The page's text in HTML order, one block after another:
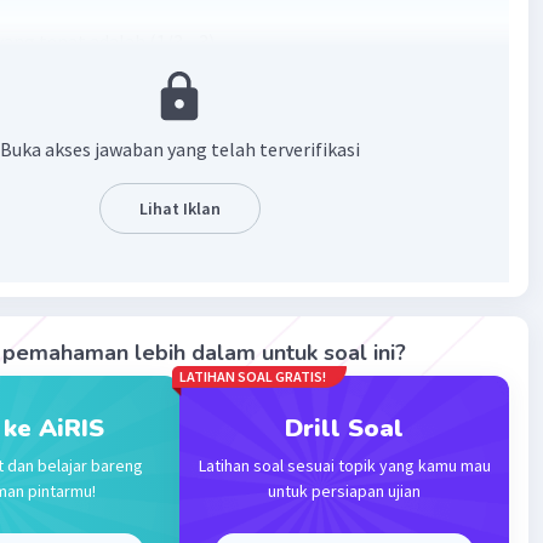
- 3 = 0
L Level 25
kak 🙏🏻
Gold
Buka akses jawaban yang telah terverifikasi
Lihat Iklan
lebih dalam untuk soal ini?
AiRIS
dan belajar bareng
pintarmu!
LATIHAN SOAL GRATIS!
Drill Soal
Latihan soal sesuai topik yang kamu mau
untuk persiapan ujian